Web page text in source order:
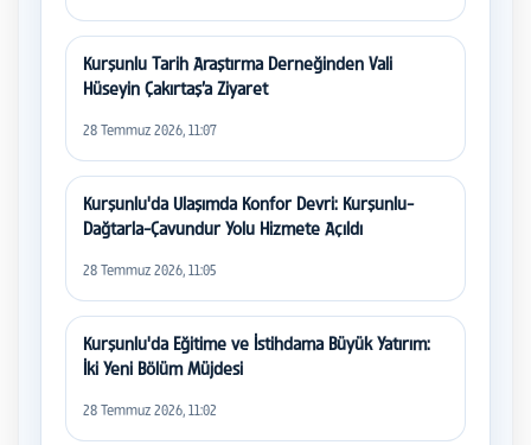
Kurşunlu Tarih Araştırma Derneğinden Vali
Hüseyin Çakırtaş’a Ziyaret
28 Temmuz 2026, 11:07
Kurşunlu'da Ulaşımda Konfor Devri: Kurşunlu-
Dağtarla-Çavundur Yolu Hizmete Açıldı
28 Temmuz 2026, 11:05
Kurşunlu'da Eğitime ve İstihdama Büyük Yatırım:
İki Yeni Bölüm Müjdesi
28 Temmuz 2026, 11:02